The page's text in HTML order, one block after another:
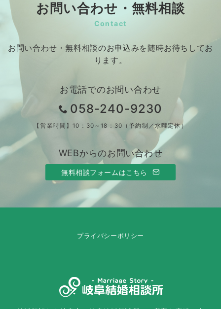
お問い合わせ・無料相談
Contact
お問い合わせ・無料相談のお申込みを随時お待ちしてお
ります。
お電話でのお問い合わせ
058-240-9230
【営業時間】10：30～18：30（予約制／水曜定休）
WEBからのお問い合わせ
無料相談フォームはこちら
プライバシーポリシー